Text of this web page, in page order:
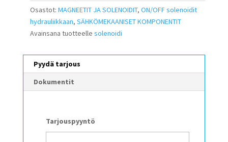
Osastot: MAGNEETIT JA SOLENOIDIT, ON/OFF solenoidit
hydrauliikkaan, SÄHKÖMEKAANISET KOMPONENTIT
Avainsana tuotteelle solenoidi
Pyydä tarjous
Dokumentit
Tarjouspyyntö